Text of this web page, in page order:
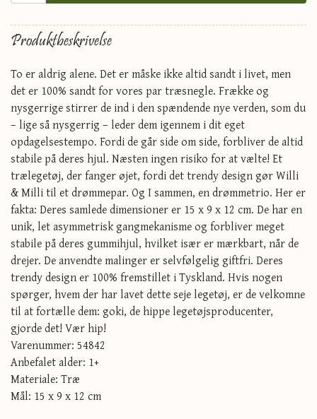
Produktbeskrivelse
To er aldrig alene. Det er måske ikke altid sandt i livet, men
det er 100% sandt for vores par træsnegle. Frække og
nysgerrige stirrer de ind i den spændende nye verden, som du
– lige så nysgerrig – leder dem igennem i dit eget
opdagelsestempo. Fordi de går side om side, forbliver de altid
stabile på deres hjul. Næsten ingen risiko for at vælte! Et
trælegetøj, der fanger øjet, fordi det trendy design gør Willi
& Milli til et drømmepar. Og I sammen, en drømmetrio. Her er
fakta: Deres samlede dimensioner er 15 x 9 x 12 cm. De har en
unik, let asymmetrisk gangmekanisme og forbliver meget
stabile på deres gummihjul, hvilket især er mærkbart, når de
drejer. De anvendte malinger er selvfølgelig giftfri. Deres
trendy design er 100% fremstillet i Tyskland. Hvis nogen
spørger, hvem der har lavet dette seje legetøj, er de velkomne
til at fortælle dem: goki, de hippe legetøjsproducenter,
gjorde det! Vær hip!
Varenummer: 54842
Anbefalet alder: 1+
Materiale: Træ
Mål: 15 x 9 x 12 cm